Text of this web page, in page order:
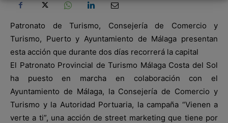
Patronato de Turismo, Consejería de Comercio y
Turismo, Puerto y Ayuntamiento de Málaga presentan
esta acción que durante dos días recorrerá la capital
El Patronato Provincial de Turismo Málaga Costa del Sol
ha puesto en marcha en colaboración con el
Ayuntamiento de Málaga, la Consejería de Comercio y
Turismo y la Autoridad Portuaria, la campaña “Vienen a
verte a ti”, una acción de street marketing que tiene por